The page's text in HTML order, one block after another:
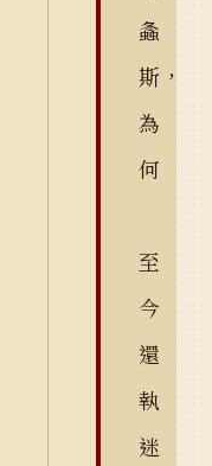
螽
斯，
為
何
至
今
還
執
迷